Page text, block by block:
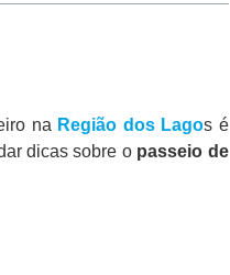
na Região dos Lagos é
dicas sobre o passeio de